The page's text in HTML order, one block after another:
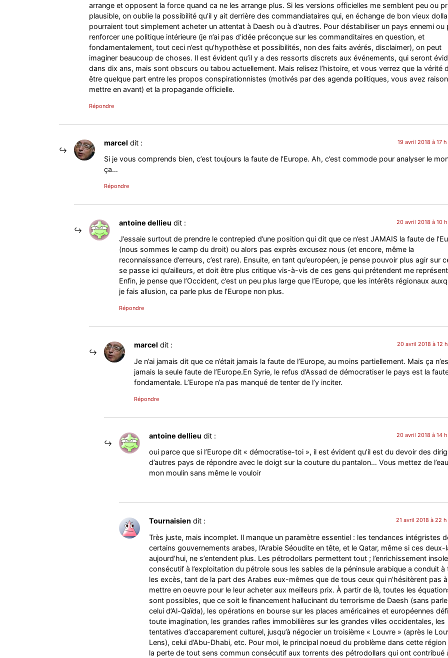
arrange et opposent la force quand ca ne les arrange plus. Si les versions officielles me semblent peu ou
plausible, on oublie la possibilité qu’il y ait derrière des commandiataires qui, en échange de bon vieux
pourraient tout simplement acheter un attentat à Daesh ou à d’autres. Pour déstabiliser un pays ennemi ou
renforcer une politique intérieure (je n’ai pas d’idée préconçue sur les commanditaires en question, et
fondamentalement, tout ceci n’est qu’hypothèse et possibilités, non des faits avérés, disclaimer), on peut
imaginer beaucoup de choses. Il est évident qu’il y a des ressorts discrets aux événements, qui seront
dans dix ans, mais sont obscurs ou tabou actuellement. Mais relisez l’histoire, et vous verrez que la vérité
être quelque part entre les propos conspirationnistes (motivés par des agenda politiques, vous avez
mettre en avant) et la propagande officielle.
Répondre
marcel dit : 19 avril 2018 à 17
Si je vous comprends bien, c’est toujours la faute de l’Europe. Ah, c’est commode pour analyser le
ça…
Répondre
antoine dellieu dit : 20 avril 2018 à 10
J’essaie surtout de prendre le contrepied d’une position qui dit que ce n’est JAMAIS la faute de
(nous sommes le camp du droit) ou alors pas exprès excusez nous (et encore, même la
reconnaissance d’erreurs, c’est rare). Ensuite, en tant qu’européen, je pense pouvoir plus agir sur
se passe ici qu’ailleurs, et doit être plus critique vis-à-vis de ces gens qui prétendent me
Enfin, je pense que l’Occident, c’est un peu plus large que l’Europe, que les intérêts régionaux
je fais allusion, ca parle plus de l’Europe non plus.
Répondre
marcel dit : 20 avril 2018 à 12
Je n’ai jamais dit que ce n’était jamais la faute de l’Europe, au moins partiellement. Mais ça
jamais la seule faute de l’Europe.En Syrie, le refus d’Assad de démocratiser le pays est la
fondamentale. L’Europe n’a pas manqué de tenter de l’y inciter.
Répondre
antoine dellieu dit : 20 avril 2018 à 14
oui parce que si l’Europe dit « démocratise-toi », il est évident qu’il est du devoir des
d’autres pays de répondre avec le doigt sur la couture du pantalon… Vous mettez de
mon moulin sans même le vouloir
Tournaisien dit : 21 avril 2018 à 22
Très juste, mais incomplet. Il manque un paramètre essentiel : les tendances intégristes
certains gouvernements arabes, l’Arabie Séoudite en tête, et le Qatar, même si ces deux-
aujourd’hui, ne s’entendent plus. Les pétrodollars permettent tout ; l’enrichissement
consécutif à l’exploitation du pétrole sous les sables de la péninsule arabique a conduit à
les excès, tant de la part des Arabes eux-mêmes que de tous ceux qui n’hésitèrent pas
mettre en oeuvre pour le leur acheter aux meilleurs prix. À partir de là, toutes les
sont possibles, que ce soit le financement hallucinant du terrorisme de Daesh (sans
celui d’Al-Qaïda), les opérations en bourse sur les places américaines et européennes
toute imagination, les grandes rafles immobilières sur les grandes villes occidentales, les
tentatives d’accaparement culturel, jusqu’à négocier un troisième « Louvre » (après le
Lens), celui d’Abu-Dhabi, etc. Pour moi, le principal noeud du problème dans cette région
la perte de tout sens commun consécutif aux torrents des pétrodollars qui ont contribué